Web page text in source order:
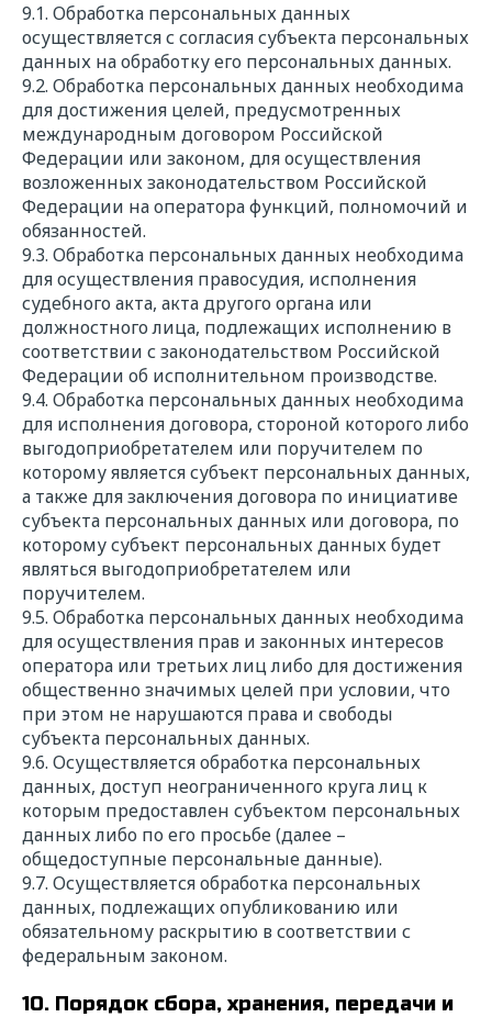
9.1. Обработка персональных данных
осуществляется с согласия субъекта персональных
данных на обработку его персональных данных.
9.2. Обработка персональных данных необходима
для достижения целей, предусмотренных
международным договором Российской
Федерации или законом, для осуществления
возложенных законодательством Российской
Федерации на оператора функций, полномочий и
обязанностей.
9.3. Обработка персональных данных необходима
для осуществления правосудия, исполнения
судебного акта, акта другого органа или
должностного лица, подлежащих исполнению в
соответствии с законодательством Российской
Федерации об исполнительном производстве.
9.4. Обработка персональных данных необходима
для исполнения договора, стороной которого либо
выгодоприобретателем или поручителем по
которому является субъект персональных данных,
а также для заключения договора по инициативе
субъекта персональных данных или договора, по
которому субъект персональных данных будет
являться выгодоприобретателем или
поручителем.
9.5. Обработка персональных данных необходима
для осуществления прав и законных интересов
оператора или третьих лиц либо для достижения
общественно значимых целей при условии, что
при этом не нарушаются права и свободы
субъекта персональных данных.
9.6. Осуществляется обработка персональных
данных, доступ неограниченного круга лиц к
которым предоставлен субъектом персональных
данных либо по его просьбе (далее –
общедоступные персональные данные).
9.7. Осуществляется обработка персональных
данных, подлежащих опубликованию или
обязательному раскрытию в соответствии с
федеральным законом.
10. Порядок сбора, хранения, передачи и